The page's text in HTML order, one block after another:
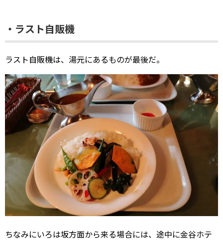
・ラスト自販機
ラスト自販機は、湯元にあるものが最後だ。
ちなみにいろは坂方面から来る場合には、途中に金谷ホテ